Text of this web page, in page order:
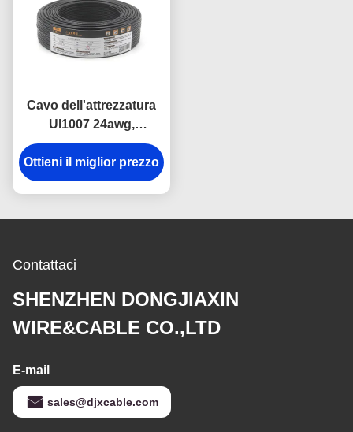
Cavo dell'attrezzatura
Ul1007 24awg,
collegamento elettrico
della casa 300V cavo
Ottieni il miglior prezzo
Contattaci
SHENZHEN DONGJIAXIN
WIRE&CABLE CO.,LTD
E-mail
sales@djxcable.com